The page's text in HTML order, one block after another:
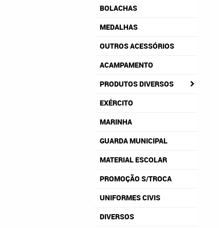
BOLACHAS
MEDALHAS
OUTROS ACESSÓRIOS
ACAMPAMENTO
PRODUTOS DIVERSOS
EXÉRCITO
MARINHA
GUARDA MUNICIPAL
MATERIAL ESCOLAR
PROMOÇÃO S/TROCA
UNIFORMES CIVIS
DIVERSOS